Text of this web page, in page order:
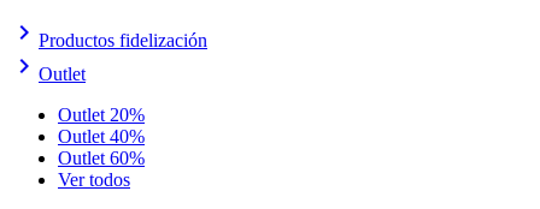
keyboard_arrow_right Productos fidelización
keyboard_arrow_right Outlet
Outlet 20%
Outlet 40%
Outlet 60%
Ver todos